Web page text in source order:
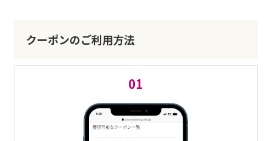
クーポンのご利用方法
01